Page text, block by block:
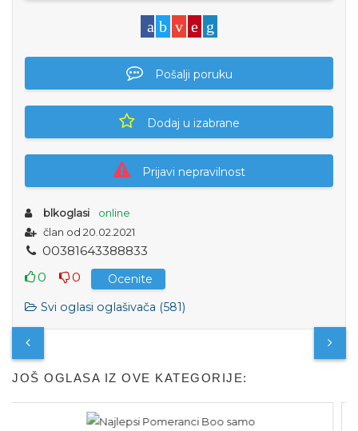
Pošalji poruku
Dodaj u izabrane
Prijavi nepravilnost
blkoglasi
online
član od 20.02.2021
00381643388833
0
0
Ocenite
Svi oglasi oglašivača (581)
JOŠ OGLASA IZ OVE KATEGORIJE: